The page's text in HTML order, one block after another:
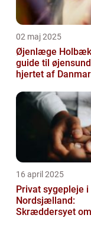
02 maj 2025
Øjenlæge
guide til
hjertet af
16 april 2025
Privat sygepleje i
Nordsjælland:
Skræddersyet